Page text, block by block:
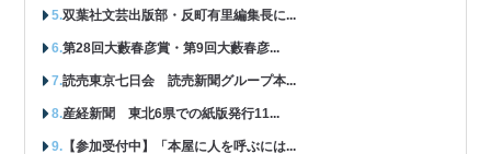
双葉社文芸出版部・反町有里編集長に...
第28回大藪春彦賞・第9回大藪春彦...
読売東京七日会 読売新聞グループ本...
産経新聞 東北6県での紙版発行11...
【参加受付中】「本屋に人を呼ぶには...